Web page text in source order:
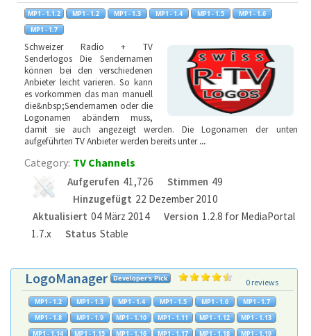
Schweizer Radio + TV
Senderlogos Die Sendernamen
können bei den verschiedenen
Anbieter leicht varieren. So kann
es vorkommen das man manuell
die&nbsp;Sendernamen oder die
Logonamen abändern muss,
damit sie auch angezeigt werden. Die Logonamen der unten
aufgeführten TV Anbieter werden bereits unter...
Category: TV Channels
Aufgerufen 41,726 Stimmen 49
Hinzugefügt 22 Dezember 2010
Aktualisiert 04 März 2014 Version 1.2.8 for MediaPortal
1.7.x
Status Stable
LogoManager 0 reviews